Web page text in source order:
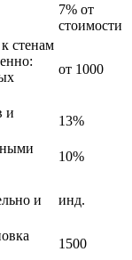
7% от
стоимости
стенам
от 1000
и
13%
10%
и
инд.
1500